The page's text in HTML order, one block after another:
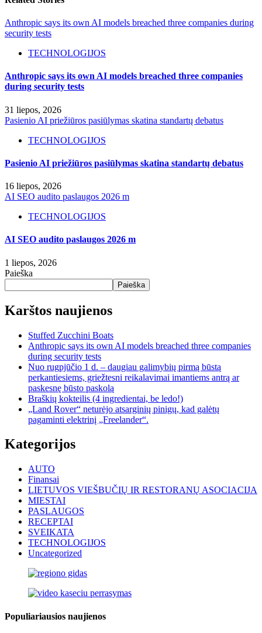
Anthropic says its own AI models breached three companies during
security tests
TECHNOLOGIJOS
Anthropic says its own AI models breached three companies
during security tests
31 liepos, 2026
Pasienio AI priežiūros pasiūlymas skatina standartų debatus
TECHNOLOGIJOS
Pasienio AI priežiūros pasiūlymas skatina standartų debatus
16 liepos, 2026
AI SEO audito paslaugos 2026 m
TECHNOLOGIJOS
AI SEO audito paslaugos 2026 m
1 liepos, 2026
Paieška
Paieška
Karštos naujienos
Stuffed Zucchini Boats
Anthropic says its own AI models breached three companies
during security tests
Nuo rugpjūčio 1 d. – daugiau galimybių pirmą būstą
perkantiesiems, griežtesni reikalavimai imantiems antrą ar
paskesnę būsto paskolą
Braškių kokteilis (4 ingredientai, be ledo!)
„Land Rover“ neturėjo atsarginių pinigų, kad galėtų
pagaminti elektrinį „Freelander“.
Kategorijos
AUTO
Finansai
LIETUVOS VIEŠBUČIŲ IR RESTORANŲ ASOCIACIJA
MIESTAI
PASLAUGOS
RECEPTAI
SVEIKATA
TECHNOLOGIJOS
Uncategorized
Populiariausios naujienos